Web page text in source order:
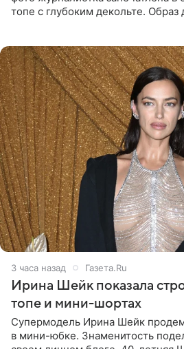
топе с глубоким декольте.
3 часа назад Газета.Ru
Ирина Шейк показала
топе и мини-шортах
Супермодель Ирина Шейк
в мини-юбке. Знаменитость